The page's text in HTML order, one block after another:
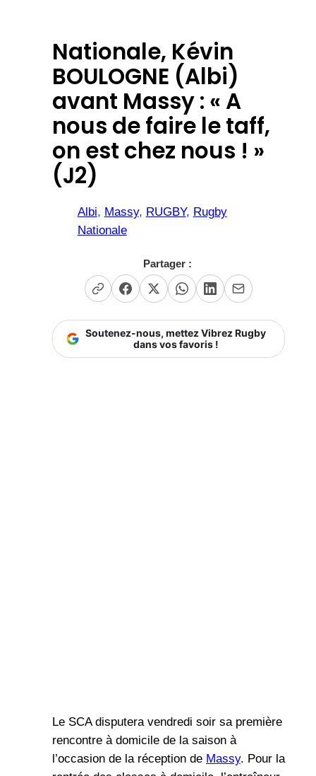
Nationale, Kévin
BOULOGNE (Albi)
avant Massy : « A
nous de faire le taff,
on est chez nous ! »
(J2)
Albi, Massy, RUGBY, Rugby
Nationale
Partager :
Soutenez-nous, mettez Vibrez Rugby
dans vos favoris !
Le SCA disputera vendredi soir sa première
rencontre à domicile de la saison à
l’occasion de la réception de Massy. Pour la